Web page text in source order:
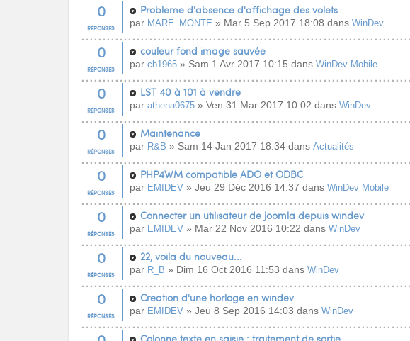
0
RÉPONSES
Problème d'absence d'affichage des volets
par MARE_MONTE » Mar 5 Sep 2017 18:08 dans WinDev
0
RÉPONSES
couleur fond image sauvée
par cb1965 » Sam 1 Avr 2017 10:15 dans WinDev Mobile
0
RÉPONSES
LST 40 à 101 à vendre
par athena0675 » Ven 31 Mar 2017 10:02 dans WinDev
0
RÉPONSES
Maintenance
par R&B » Sam 14 Jan 2017 18:34 dans Actualités
0
RÉPONSES
PHP4WM compatible ADO et ODBC
par EMIDEV » Jeu 29 Déc 2016 14:37 dans WinDev Mobile
0
RÉPONSES
Connecter un utilisateur de joomla depuis windev
par EMIDEV » Mar 22 Nov 2016 10:22 dans WinDev
0
RÉPONSES
22, voila du nouveau...
par R_B » Dim 16 Oct 2016 11:53 dans WinDev
0
RÉPONSES
Creation d'une horloge en windev
par EMIDEV » Jeu 8 Sep 2016 14:03 dans WinDev